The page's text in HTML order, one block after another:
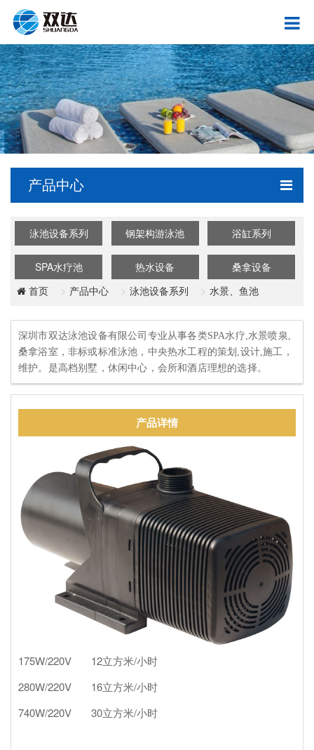
产品中心
泳池设备系列 钢架构游泳池 浴缸系列
SPA水疗池 热水设备 桑拿设备
首页 产品中心 泳池设备系列 水景、鱼池
深圳市双达泳池设备有限公司专业从事各类SPA水疗,水景喷泉,
桑拿浴室，非标或标准泳池，中央热水工程的策划,设计,施工，
维护。是高档别墅，休闲中心，会所和酒店理想的选择。
产品详情
175W/220V 12立方米/小时
280W/220V 16立方米/小时
740W/220V 30立方米/小时